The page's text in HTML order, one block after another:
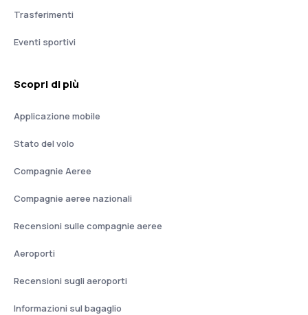
Trasferimenti
Eventi sportivi
Scopri di più
Applicazione mobile
Stato del volo
Compagnie Aeree
Compagnie aeree nazionali
Recensioni sulle compagnie aeree
Aeroporti
Recensioni sugli aeroporti
Informazioni sul bagaglio